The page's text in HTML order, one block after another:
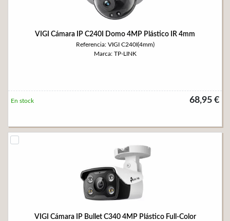
VIGI Cámara IP C240I Domo 4MP Plástico IR 4mm
Referencia: VIGI C240I(4mm)
Marca: TP-LINK
68,95 €
En stock
VIGI Cámara IP Bullet C340 4MP Plástico Full-Color